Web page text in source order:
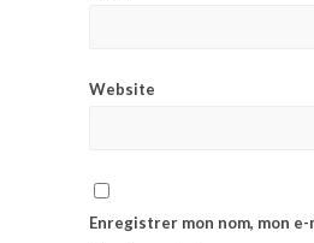
Website
Enregistrer mon nom, mon